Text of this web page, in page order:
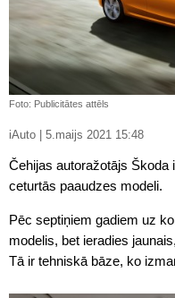
Foto: Publicitātes attēls
iAuto | 5.maijs 2021 15:48
Čehijas autoražotājs Škoda
ceturtās paaudzes modeli.
Pēc septiņiem gadiem uz
modelis, bet ieradies
Tā ir tehniskā bāze, ko